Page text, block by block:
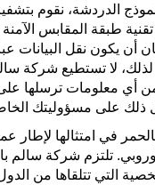
الدردشة، نقوم
أن يكون نقل البيانات
لذلك، لا تستطيع شركة
أي معلومات ترسلها على
ذلك على مسؤوليتك
في امتثالها لإطار
تلتزم شركة سالم
التي تتلقاها من